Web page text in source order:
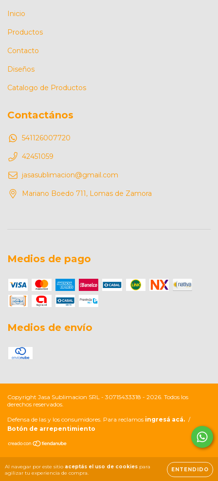
Al navegar por este sitio aceptás el uso de cookies para
agilizar tu experiencia de compra.
ENTENDIDO
Inicio
Productos
Contacto
Diseños
Catalogo de Productos
Contactános
541126007720
42451059
jasasublimacion@gmail.com
Mariano Boedo 711, Lomas de Zamora
Medios de pago
Medios de envío
Copyright Jasa Sublimacion SRL - 30715433318 - 2026. Todos los
derechos reservados.
Defensa de las y los consumidores. Para reclamos ingresá acá. /
Botón de arrepentimiento